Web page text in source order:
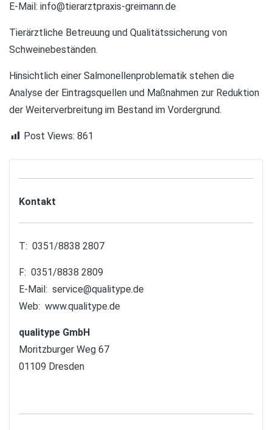
E-Mail: info@tierarztpraxis-greimann.de
Tierärztliche Betreuung und Qualitätssicherung von
Schweinebeständen.
Hinsichtlich einer Salmonellenproblematik stehen die
Analyse der Eintragsquellen und Maßnahmen zur Reduktion
der Weiterverbreitung im Bestand im Vordergrund.
Post Views: 861
Kontakt
T: 0351/8838 2807
F: 0351/8838 2809
E-Mail: service@qualitype.de
Web: www.qualitype.de
qualitype GmbH
Moritzburger Weg 67
01109 Dresden